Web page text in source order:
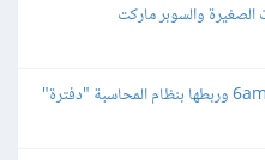
الصغيرة والسوبر ماركت